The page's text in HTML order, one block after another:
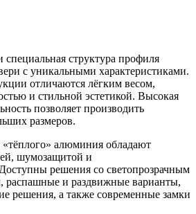
структура профиля
с уникальными характеристиками.
отличаются лёгким весом,
и стильной эстетикой. Высокая
позволяет производить
размеров.
алюминия обладают
шумозащитой и
решения со светопрозрачным
распашные и раздвижные варианты,
решения, а также современные замки